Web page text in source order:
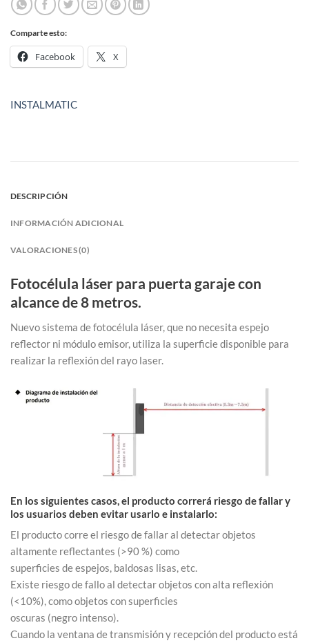
Comparte esto:
Facebook X
INSTALMATIC
DESCRIPCIÓN
INFORMACIÓN ADICIONAL
VALORACIONES (0)
Fotocélula láser para puerta garaje con
alcance de 8 metros.
Nuevo sistema de fotocélula láser, que no necesita espejo
reflector ni módulo emisor, utiliza la superficie disponible para
realizar la reflexión del rayo laser.
En los siguientes casos, el producto correrá riesgo de fallar y
los usuarios deben evitar usarlo e instalarlo:
El producto corre el riesgo de fallar al detectar objetos
altamente reflectantes (>90 %) como
superficies de espejos, baldosas lisas, etc.
Existe riesgo de fallo al detectar objetos con alta reflexión
(<10%), como objetos con superficies
oscuras (negro intenso).
Cuando la ventana de transmisión y recepción del producto está